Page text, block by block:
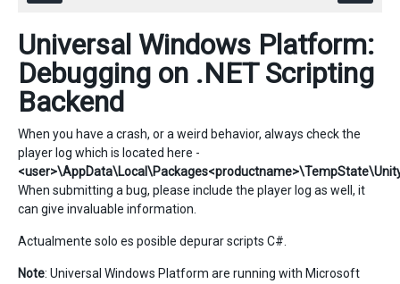
Universal Windows Platform:
Debugging on .NET Scripting
Backend
When you have a crash, or a weird behavior, always check the
player log which is located here -
When submitting a bug, please include the player log as well, it
can give invaluable information.
Actualmente solo es posible depurar scripts C#.
Note: Universal Windows Platform are running with Microsoft